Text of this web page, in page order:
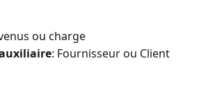
ou charge
: Fournisseur ou Client